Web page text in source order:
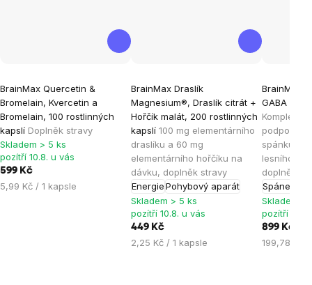
BrainMax Quercetin &
Bromelain, Kvercetin a
Bromelain, 100 rostlinných
kapslí Doplněk stravy
hodnocení
produktu
je
4,7
z
Skladem > 5 ks
pozítří 10.8. u vás
599 Kč
Měrná
5,99 Kč / 1 kapsle
BrainMax Draslík
Magnesium®, Draslík citrát +
Hořčík malát, 200 rostlinných
kapslí 100 mg elementárního
draslíku a 60 mg
elementárního hořčíku na
dávku, doplněk stravy
EnergiePohybový aparát
hodnocení
produktu
je
4,9
z
5
hvězdiček.
Skladem > 5 ks
pozítří 10.8. u vás
449 Kč
Měrná
2,25 Kč / 1 kapsle
BrainMax
GABA
Komplex
podporu
spánku,
lesního
doplněk
Spánek
produktu
je
4,5
z
5
Skladem >
pozítří
899 Kč
Měrná
199,78 Kč /